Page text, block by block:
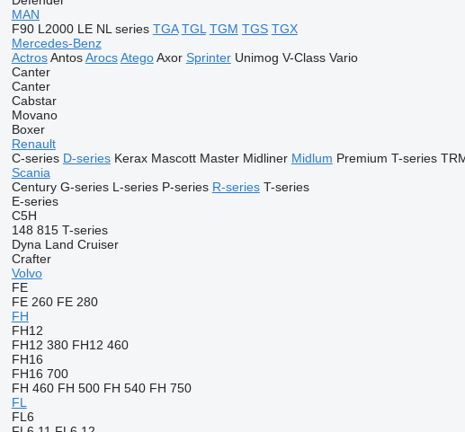
MAN
F90 L2000 LE NL series TGA TGL TGM TGS TGX
Mercedes-Benz
Actros Antos Arocs Atego Axor Sprinter Unimog V-Class Vario
Canter
Canter
Cabstar
Movano
Boxer
Renault
C-series D-series Kerax Mascott Master Midliner Midlum Premium T-series
Scania
Century G-series L-series P-series R-series T-series
E-series
C5H
148 815 T-series
Dyna Land Cruiser
Crafter
Volvo
FE
FE 260 FE 280
FH
FH12
FH12 380 FH12 460
FH16
FH16 700
FH 460 FH 500 FH 540 FH 750
FL
FL6